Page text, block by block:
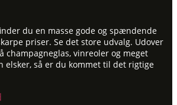
du en masse gode og spændende
priser. Se det store udvalg. Udover
champagneglas, vinreoler og meget
elsker, så er du kommet til det rigtige